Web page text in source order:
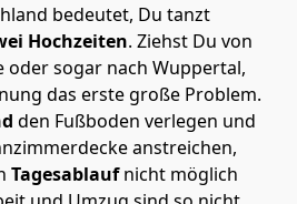
bedeutet, Du tanzt
Hochzeiten. Ziehst Du von
sogar nach Wuppertal,
das erste große Problem.
den Fußboden verlegen und
anstreichen,
Tagesablaufnicht möglich